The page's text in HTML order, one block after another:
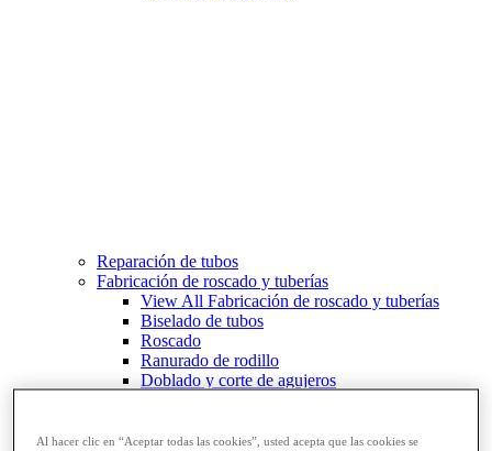
Reparación de tubos
Fabricación de roscado y tuberías
View All Fabricación de roscado y tuberías
Biselado de tubos
Roscado
Ranurado de rodillo
Doblado y corte de agujeros
Al hacer clic en “Aceptar todas las cookies”, usted acepta que las cookies se